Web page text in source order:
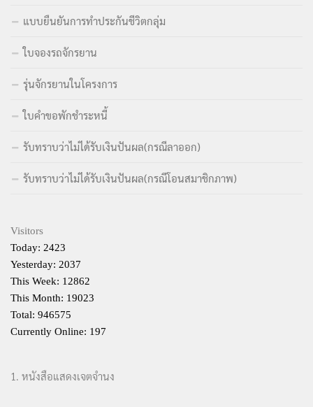
แบบยืนยันการทำประกันชีวิตกลุ่ม
ใบจองรถจักรยาน
รุ่นจักรยานในโครงการ
ใบคำขอพักชำระหนี้
รับทราบว่าไม่ได้รับเงินปันผล(กรณีลาออก)
รับทราบว่าไม่ได้รับเงินปันผล(กรณีโอนสมาชิกภาพ)
Visitors
Today: 2423
Yesterday: 2037
This Week: 12862
This Month: 19023
Total: 946575
Currently Online: 197
1. หนังสือแสดงเจตจำนง